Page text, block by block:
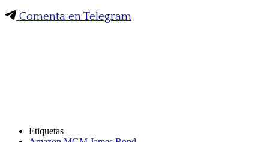
Comenta en Telegram
Etiquetas